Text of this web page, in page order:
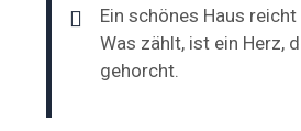
Ein schönes Haus
Was zählt, ist ein Herz,
gehorcht.